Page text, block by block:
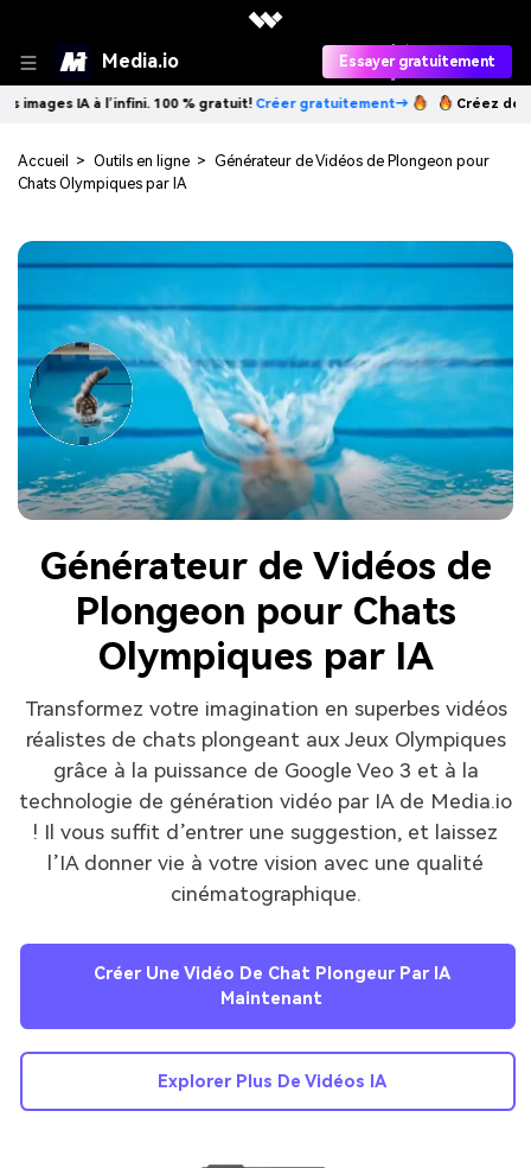
Media.io Essayer gratuitement
à l’infini. 100 % gratuit!Créer gratuitement→ Créez des images IA
Accueil > Outils en ligne > Générateur de Vidéos de Plongeon pour
Chats Olympiques par IA
Générateur de Vidéos de
Plongeon pour Chats
Olympiques par IA
Transformez votre imagination en superbes vidéos
réalistes de chats plongeant aux Jeux Olympiques
grâce à la puissance de Google Veo 3 et à la
technologie de génération vidéo par IA de Media.io
! Il vous suffit d’entrer une suggestion, et laissez
l’IA donner vie à votre vision avec une qualité
cinématographique.
Créer Une Vidéo De Chat Plongeur Par IA
Maintenant
Explorer Plus De Vidéos IA